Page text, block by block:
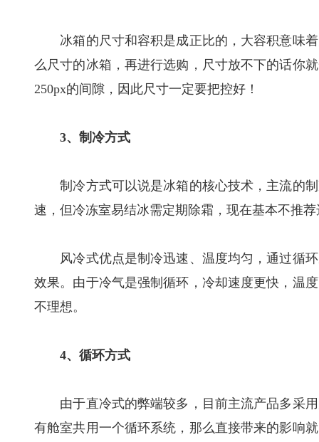
冰箱的尺寸和容积是成正比的，大容积意味着
么尺寸的冰箱，再进行选购，尺寸放不下的话你
250px的间隙，因此尺寸一定要把控好！
3、制冷方式
制冷方式可以说是冰箱的核心技术，主流的制
速，但冷冻室易结冰需定期除霜，现在基本不推荐
风冷式优点是制冷迅速、温度均匀，通过循环
效果。由于冷气是强制循环，冷却速度更快，温
不理想。
4、循环方式
由于直冷式的弊端较多，目前主流产品多采用
有舱室共用一个循环系统，那么直接带来的影响